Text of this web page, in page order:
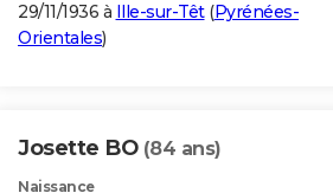
29/11/1936 à Ille-sur-Têt(Pyrénées-
Orientales)
Josette BO (84 ans)
Naissance